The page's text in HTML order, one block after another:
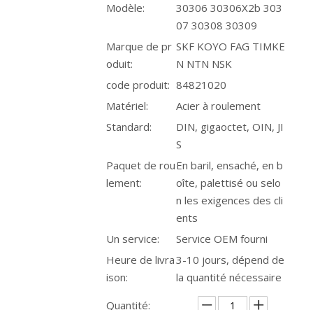
Modèle:
30306 30306X2b 303
07 30308 30309
Marque de pr
oduit:
SKF KOYO FAG TIMKE
N NTN NSK
code produit: 84821020
Matériel:
Acier à roulement
Standard:
DIN, gigaoctet, OIN, JI
S
Paquet de rou
lement:
En baril, ensaché, en b
oîte, palettisé ou selo
n les exigences des cli
ents
Un service:
Service OEM fourni
Heure de livra
ison:
3-10 jours, dépend de
la quantité nécessaire
Quantité: